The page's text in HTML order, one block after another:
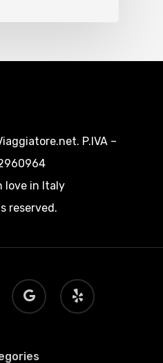
P.IVA –
love in Italy
reserved.
google-
plus
yelp